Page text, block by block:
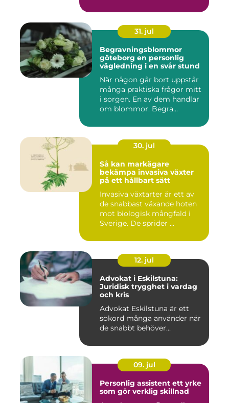
31. jul
Begravningsblommor
göteborg en personlig
vägledning i en svår stund
När någon går bort uppstår
många praktiska frågor mitt
i sorgen. En av dem handlar
om blommor. Begra...
30. jul
Så kan markägare
bekämpa invasiva växter
på ett hållbart sätt
Invasiva växtarter är ett av
de snabbast växande hoten
mot biologisk mångfald i
Sverige. De sprider ...
12. jul
Advokat i Eskilstuna:
Juridisk trygghet i vardag
och kris
Advokat Eskilstuna är ett
sökord många använder när
de snabbt behöver...
09. jul
Personlig assistent ett yrke
som gör verklig skillnad